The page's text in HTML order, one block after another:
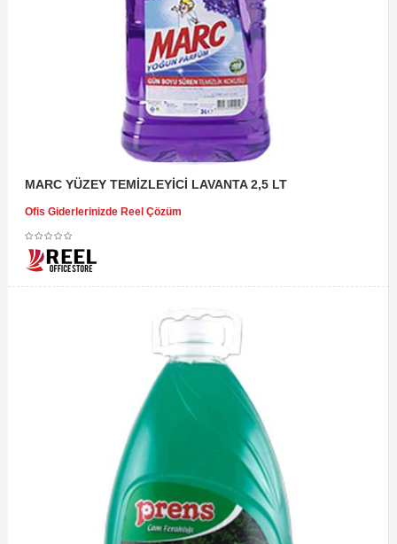
MARC YÜZEY TEMİZLEYİCİ LAVANTA 2,5 LT
Ofis Giderlerinizde Reel Çözüm